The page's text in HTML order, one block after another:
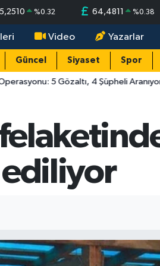
%0.32 64,4811 %0.38
Video Yazarlar
Güncel Siyaset Spor
5 Gözaltı, 4 Şüpheli Aranıyor